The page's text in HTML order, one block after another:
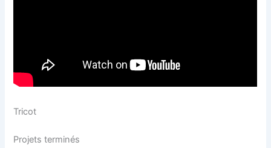
Tricot
Projets terminés